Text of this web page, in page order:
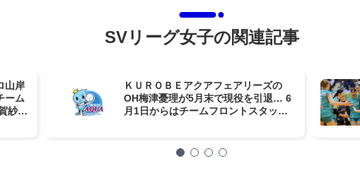
SVリーグ女子の関連記事
山岸
ーム
紗理
ＫＵＲＯＢＥアクアフェアリーズの
OH梅津憂理が5月末で現役を引退… 6
月1日からはチームフロントスタッフ